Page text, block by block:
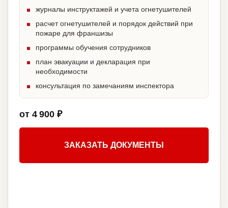
журналы инструктажей и учета огнетушителей
расчет огнетушителей и порядок действий при
пожаре для франшизы
программы обучения сотрудников
план эвакуации и декларация при
необходимости
консультация по замечаниям инспектора
от 4 900 ₽
ЗАКАЗАТЬ ДОКУМЕНТЫ